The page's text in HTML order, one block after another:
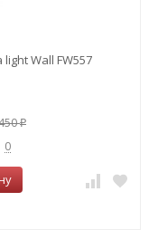
Wall FW557
₽
0